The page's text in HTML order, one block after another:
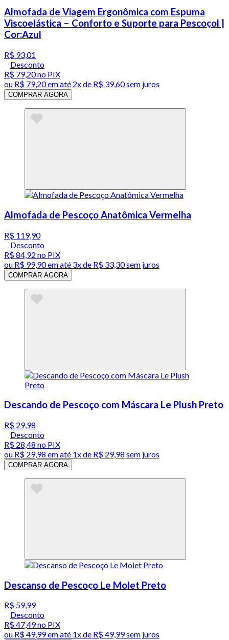
Almofada de Viagem Ergonômica com Espuma
Viscoelástica – Conforto e Suporte para Pescoçol |
Cor:Azul
R$ 93,01
Desconto
R$ 79,20no PIX
ou R$ 79,20em até 2x de R$ 39,60 sem juros
COMPRAR AGORA
Almofada de Pescoço Anatômica Vermelha
R$ 119,90
Desconto
R$ 84,92 no PIX
ou R$ 99,90em até 3x de R$ 33,30 sem juros
COMPRAR AGORA
Descando de Pescoço com Máscara Le Plush Preto
R$ 29,98
Desconto
R$ 28,48 no PIX
ou R$ 29,98 em até 1x de R$ 29,98 sem juros
COMPRAR AGORA
Descanso de Pescoço Le Molet Preto
R$ 59,99
Desconto
R$ 47,49no PIX
ou R$ 49,99em até 1x de R$ 49,99sem juros